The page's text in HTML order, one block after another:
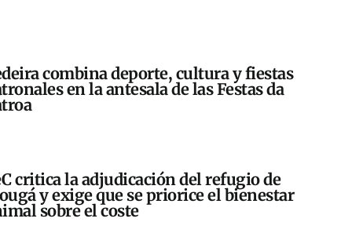
combina deporte, cultura y fiestas
en la antesala de las Festas da
critica la adjudicación del refugio de
y exige que se priorice el bienestar
sobre el coste